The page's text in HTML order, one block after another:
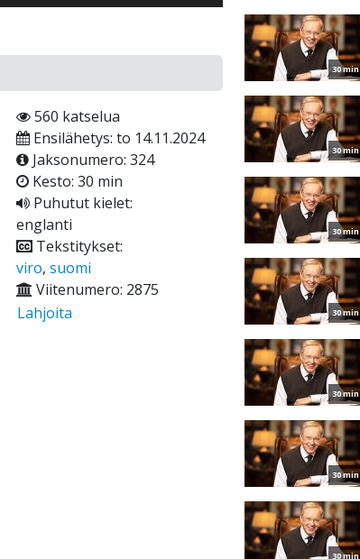
560 katselua
Ensilähetys: to 14.11.2024
Jaksonumero: 324
Kesto: 30 min
Puhutut kielet:
englanti
Tekstitykset:
viro, suomi
Viitenumero: 2875
Lahjoita
30 min
30 min
30 min
30 min
30 min
30 min
30 min